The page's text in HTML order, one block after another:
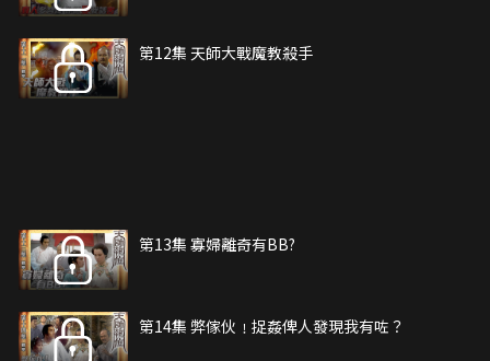
第12集 天師大戰魔教殺手
第13集 寡婦離奇有BB?
第14集 弊傢伙﹗捉姦俾人發現我有咗？